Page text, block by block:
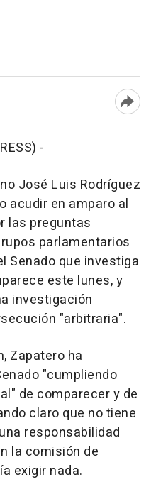
-
José Luis Rodríguez
acudir en amparo al
las preguntas
parlamentarios
Senado que investiga
este lunes, y
investigación
"arbitraria".
Zapatero ha
"cumpliendo
de comparecer y de
claro que no tiene
responsabilidad
la comisión de
exigir nada.